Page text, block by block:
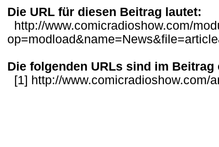
Die URL für diesen Beitrag lautet:
http://www.comicradioshow.com/
Die folgenden URLs sind im Beitrag
[1] http://www.comicradioshow.com/